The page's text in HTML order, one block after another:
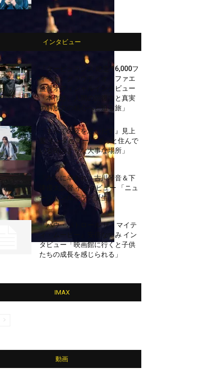
インタビュー
『タービュランス 絶空 16,000フ
ィート』クラウディオ・ファエ
監督オフィシャルインタビュー
「本作は、人間の回復力と真実
の解放力の核心へと迫る旅」
『すべての夜を思いだす』見上
愛 インタビュー 「ずっと住んで
いる街のような大事な場所」
『みなに幸あれ』古川琴音＆下
津優太監督 インタビュー 「ニュ
ージャンルホラー誕生」
『パウ・パトロール ザ・マイテ
ィ・ムービー』安倍なつみ イン
タビュー「映画館に行くと子供
たちの成長を感じられる」
IMAX
動画